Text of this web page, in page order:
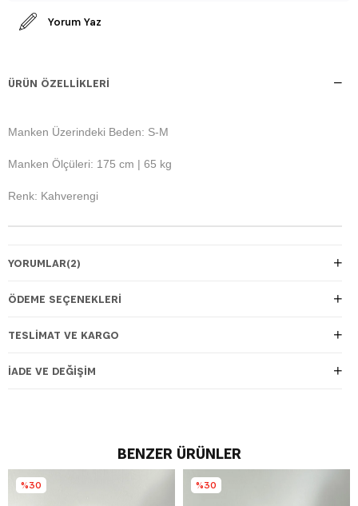
Yorum Yaz
ÜRÜN ÖZELLIKLERI
Manken Üzerindeki Beden: S-M
Manken Ölçüleri: 175 cm | 65 kg
Renk: Kahverengi
YORUMLAR(2)
ÖDEME SEÇENEKLERI
TESLIMAT VE KARGO
İADE VE DEĞIŞIM
BENZER ÜRÜNLER
%30 %30